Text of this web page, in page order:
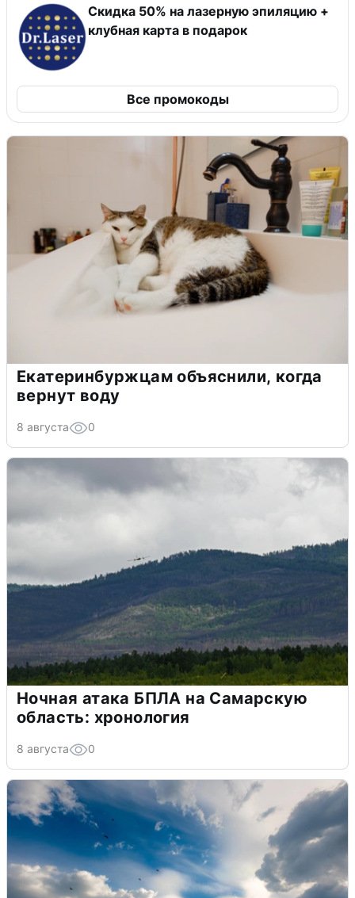
Скидка 50% на лазерную эпиляцию +
клубная карта в подарок
Все промокоды
Екатеринбуржцам объяснили, когда
вернут воду
8 августа 0
Ночная атака БПЛА на Самарскую
область: хронология
8 августа 0